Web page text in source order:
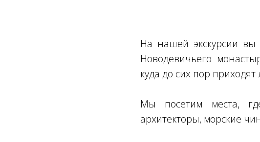
На нашей экскурсии вы
Новодевичьего
куда до сих пор
Мы посетим места,
архитекторы, морские